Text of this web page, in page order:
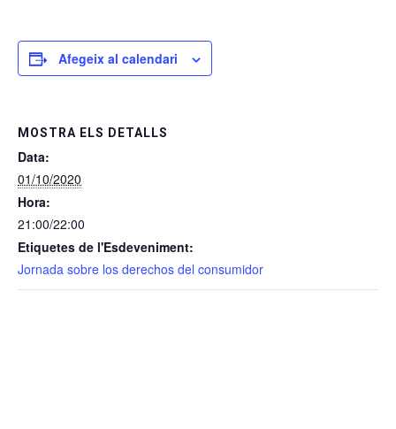
Afegeix al calendari
MOSTRA ELS DETALLS
Data:
01/10/2020
Hora:
21:00/22:00
Etiquetes de l'Esdeveniment:
Jornada sobre los derechos del consumidor